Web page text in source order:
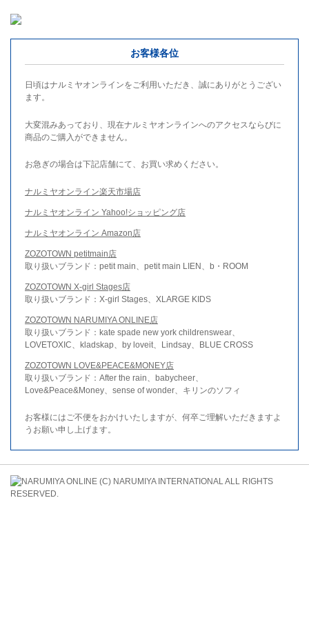
お客様各位
日頃はナルミヤオンラインをご利用いただき、誠にありがとうござい
ます。
大変混みあっており、現在ナルミヤオンラインへのアクセスならびに
商品のご購入ができません。
お急ぎの場合は下記店舗にて、お買い求めください。
ナルミヤオンライン楽天市場店
ナルミヤオンライン Yahoo!ショッピング店
ナルミヤオンライン Amazon店
ZOZOTOWN petitmain店
取り扱いブランド：petit main、petit main LIEN、b・ROOM
ZOZOTOWN X-girl Stages店
取り扱いブランド：X-girl Stages、XLARGE KIDS
ZOZOTOWN NARUMIYA ONLINE店
取り扱いブランド：kate spade new york childrenswear、
LOVETOXIC、kladskap、by loveit、Lindsay、BLUE CROSS
ZOZOTOWN LOVE&PEACE&MONEY店
取り扱いブランド：After the rain、babycheer、
Love&Peace&Money、sense of wonder、キリンのソフィ
お客様にはご不便をおかけいたしますが、何卒ご理解いただきますよ
うお願い申し上げます。